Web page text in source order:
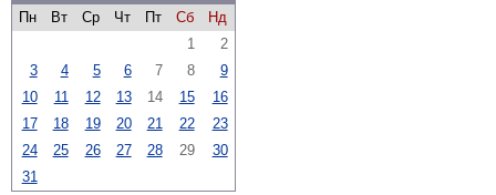
Пн Вт Ср Чт Пт Сб
Нд
1
2
3
4 5 6 7 8
9
10
11 12 13 14 15
16
17
18 19 20 21 22
23
24
25 26 27 28 29
30
31